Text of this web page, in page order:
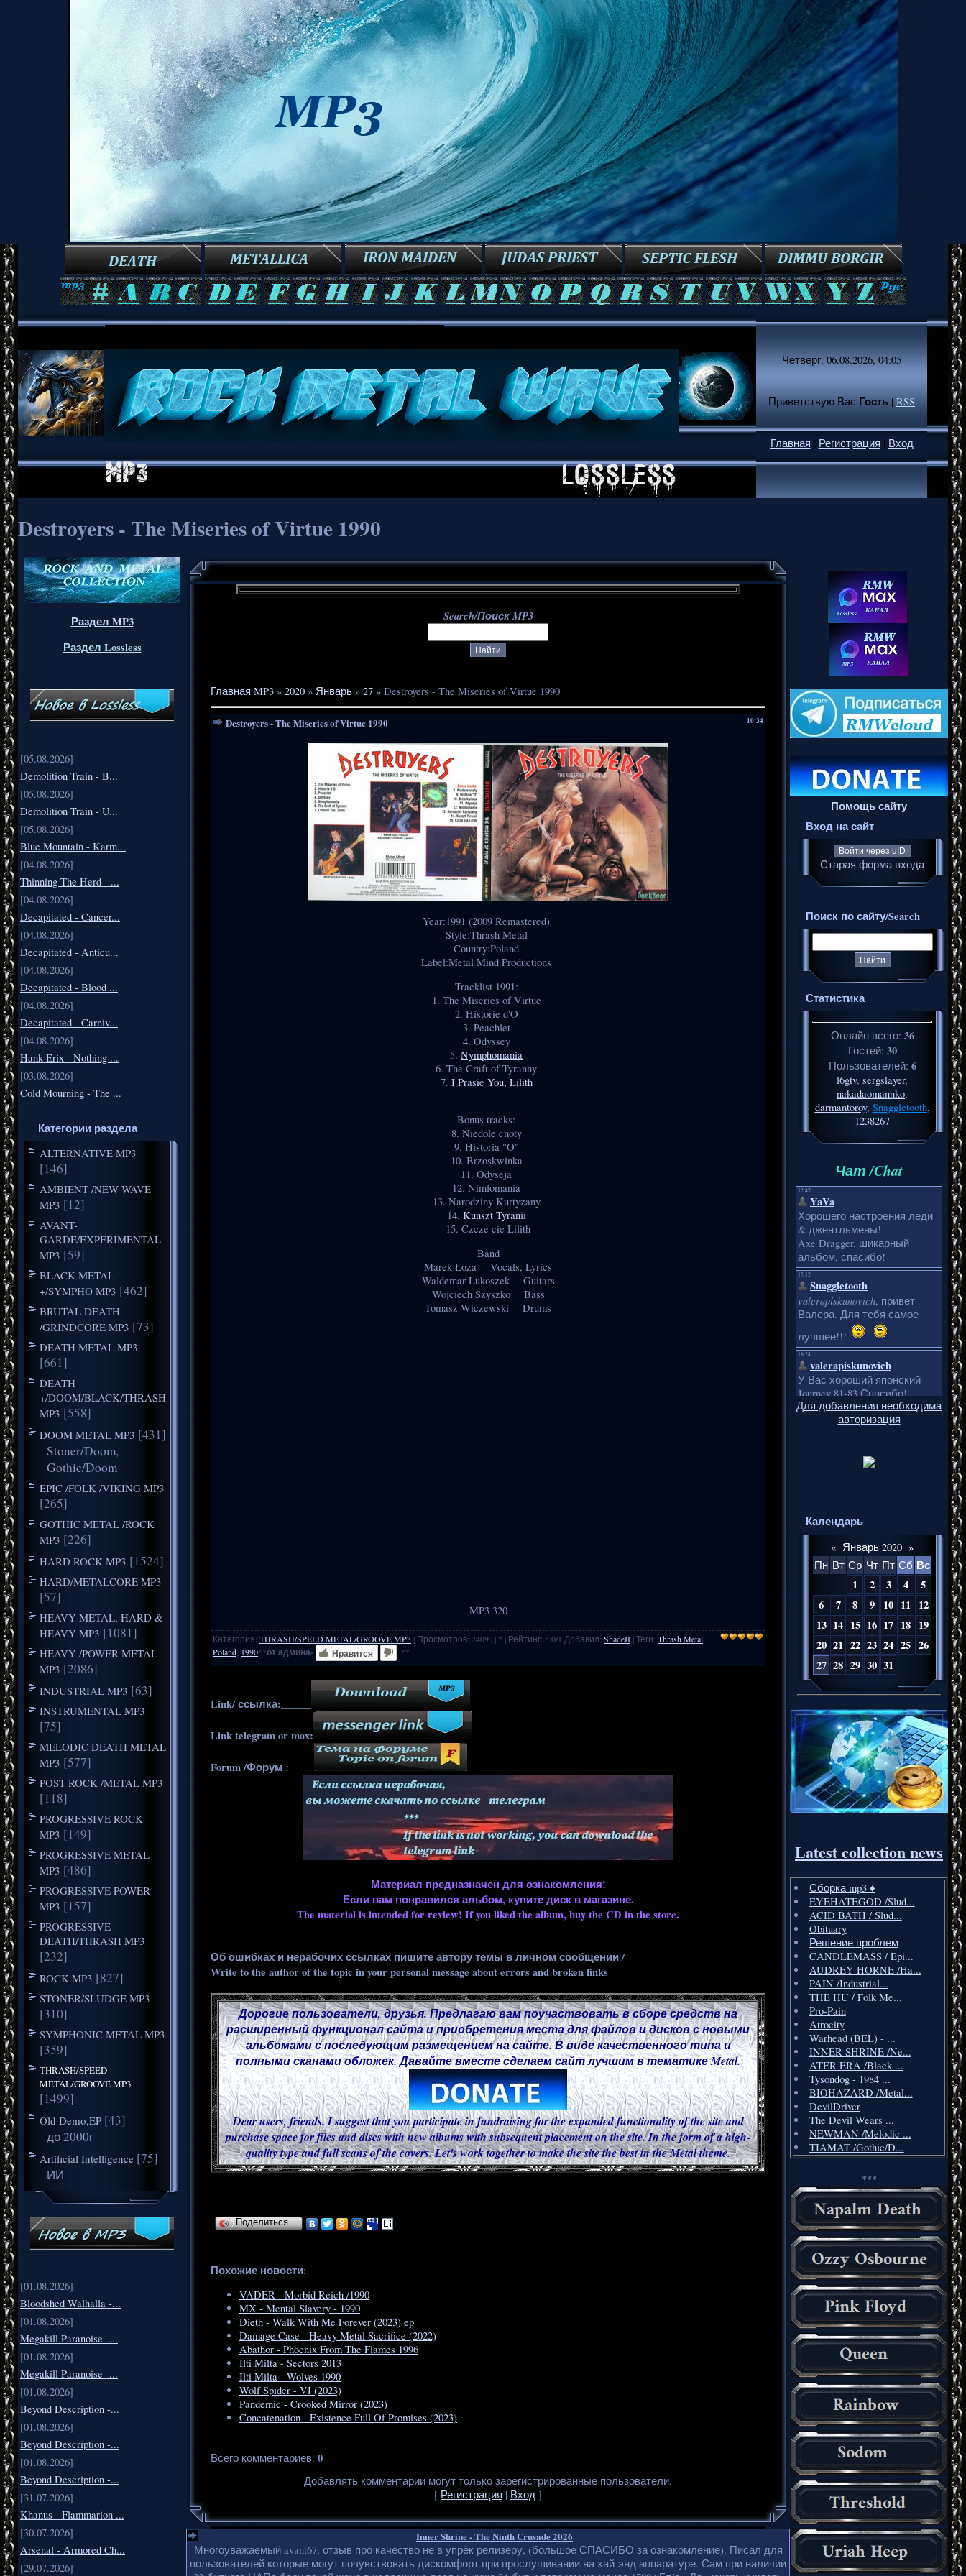
Четверг, 06.08.2026, 04:05
Приветствую Вас Гость|RSS
Главная | Регистрация | Вход
Destroyers - The Miseries of Virtue 1990
Раздел MP3
Раздел Lossless
[05.08.2026]
Demolition Train - B...
[05.08.2026]
Demolition Train - U...
[05.08.2026]
Blue Mountain - Karm...
[04.08.2026]
Thinning The Herd - ...
[04.08.2026]
Decapitated - Cancer...
[04.08.2026]
Decapitated - Anticu...
[04.08.2026]
Decapitated - Blood ...
[04.08.2026]
Decapitated - Carniv...
[04.08.2026]
Hank Erix - Nothing ...
[03.08.2026]
Cold Mourning - The ...
Категории раздела
ALTERNATIVE MP3
[146]
AMBIENT /NEW WAVE
MP3 [12]
AVANT-
GARDE/EXPERIMENTAL
MP3 [59]
BLACK METAL
+/SYMPHO MP3 [462]
BRUTAL DEATH
/GRINDCORE MP3 [73]
DEATH METAL MP3
[661]
DEATH
+/DOOM/BLACK/THRASH
MP3 [558]
DOOM METAL MP3 [431]
Stoner/Doom,
Gothic/Doom
EPIC /FOLK /VIKING MP3
[265]
GOTHIC METAL /ROCK
MP3 [226]
HARD ROCK MP3 [1524]
HARD/METALCORE MP3
[57]
HEAVY METAL, HARD &
HEAVY MP3 [1081]
HEAVY /POWER METAL
MP3 [2086]
INDUSTRIAL MP3 [63]
INSTRUMENTAL MP3
[75]
MELODIC DEATH METAL
MP3 [577]
POST ROCK /METAL MP3
[118]
PROGRESSIVE ROCK
MP3 [149]
PROGRESSIVE METAL
MP3 [486]
PROGRESSIVE POWER
MP3 [157]
PROGRESSIVE
DEATH/THRASH MP3
[232]
ROCK MP3 [827]
STONER/SLUDGE MP3
[310]
SYMPHONIC METAL MP3
[359]
THRASH/SPEED
METAL/GROOVE MP3
[1499]
Old Demo,EP [43]
до 2000г
Artificial Intelligence [75]
ИИ
[01.08.2026]
Bloodshed Walhalla -...
[01.08.2026]
Megakill Paranoise -...
[01.08.2026]
Megakill Paranoise -...
[01.08.2026]
Beyond Description -...
[01.08.2026]
Beyond Description -...
[01.08.2026]
Beyond Description -...
[31.07.2026]
Khanus - Flammarion ...
[30.07.2026]
Arsenal - Armored Ch...
[29.07.2026]
Search/Поиск MP3
Главная MP3 » 2020 » Январь » 27 » Destroyers - The Miseries of Virtue 1990
10:34
Destroyers - The Miseries of Virtue 1990
Year:1991 (2009 Remastered)
Style:Thrash Metal
Country:Poland
Label:Metal Mind Productions
Tracklist 1991:
1. The Miseries of Virtue
2. Historie d'O
3. Peachlet
4. Odyssey
5. Nymphomania
6. The Craft of Tyranny
7. I Prasie You, Lilith
Bonus tracks:
8. Niedole cnoty
9. Historia "O"
10. Brzoskwinka
11. Odyseja
12. Nimfomania
13. Narodziny Kurtyzany
14. Kunszt Tyranii
15. Czcze cie Lilith
Band
Marek Łoza Vocals, Lyrics
Waldemar Lukoszek Guitars
Wojciech Szyszko Bass
Tomasz Wiczewski Drums
MP3 320
Категория: THRASH/SPEED METAL/GROOVE MP3 | Просмотров: 2409 | | * | Рейтинг: 5.0/1 Добавил: ShadeII |Теги: Thrash Metal
Poland 1990**от админа- Нравится **
Link/ ссылка:______
Link telegram or max:
Forum /Форум :_____
Материал предназначен для ознакомления!
Если вам понравился альбом, купите диск в магазине.
The material is intended for review! If you liked the album, buy the CD in the store.
Об ошибках и нерабочих ссылках пишите автору темы в личном сообщении /
Write to the author of the topic in your personal message about errors and broken links
Дорогие пользователи, друзья. Предлагаю вам поучаствовать в сборе средств на
расширенный функционал сайта и приобретения места для файлов и дисков с новыми
альбомами с последующим размещением на сайте. В виде качественного типа и
полными сканами обложек. Давайте вместе сделаем сайт лучшим в тематике Metal.
Dear users, friends. I suggest that you participate in fundraising for the expanded functionality of the site and
purchase space for files and discs with new albums with subsequent placement on the site. In the form of a high-
quality type and full scans of the covers. Let's work together to make the site the best in the Metal theme.
Поделиться…
Похожие новости:
VADER - Morbid Reich /1990
MX - Mental Slavery - 1990
Dieth - Walk With Me Forever (2023) ep
Damage Case - Heavy Metal Sacrifice (2022)
Abathor - Phoenix From The Flames 1996
Ilti Milta - Sectors 2013
Ilti Milta - Wolves 1990
Wolf Spider - VI (2023)
Pandemic - Crooked Mirror (2023)
Concatenation - Existence Full Of Promises (2023)
Всего комментариев: 0
Добавлять комментарии могут только зарегистрированные пользователи.
[ Регистрация | Вход ]
Inner Shrine - The Ninth Crusade 2026
Многоуважаемый avant67, отзыв про качество не в упрёк релизеру, (большое СПАСИБО за ознакомление). Писал для
пользователей которые могут почувствовать дискомфорт при прослушивании на хай-энд аппаратуре. Сам при наличии
.
Помощь сайту
Вход на сайт
Войти через uID
Старая форма входа
Поиск по сайту/Search
Статистика
Онлайн всего: 36
Гостей: 30
Пользователей: 6
l6gtv, sergslayer,
nakadaomannko,
darmantoroy, Snaggletooth,
1238267
Чат /Chat
Для добавления необходима
авторизация
Календарь
« Январь 2020 »
Пн Вт Ср Чт Пт Сб Вс
1
2 3 4
5
6
7 8 9 10 11 12
13 14 15 16 17 18 19
20 21 22 23 24 25 26
27 28 29 30 31
Latest collection news
Сборка mp3 ♦️
EYEHATEGOD /Slud...
ACID BATH / Slud...
Obituary
Решение проблем
CANDLEMASS / Epi...
AUDREY HORNE /Ha...
PAIN /Industrial...
THE HU / Folk Me...
Pro-Pain
Atrocity
Warhead (BEL) - ...
INNER SHRINE /Ne...
ATER ERA /Black ...
Tysondog - 1984 ...
BIOHAZARD /Metal...
DevilDriver
The Devil Wears ...
NEWMAN /Melodic ...
TIAMAT /Gothic/D...
***